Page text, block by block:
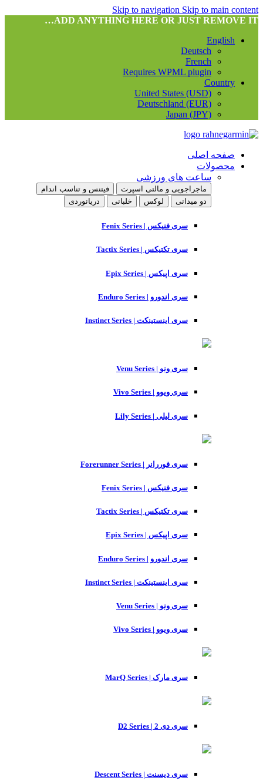
Skip to navigation Skip to main content
ADD ANYTHING HERE OR JUST REMOVE IT…
English
Deutsch
French
Requires WPML plugin
Country
United States (USD)
Deutschland (EUR)
Japan (JPY)
صفحه اصلی
محصولات
ساعت های ورزشی
ماجراجویی و مالتی اسپرت
فیتنس و تناسب اندام
دو میدانی
لوکس خلبانی دریانوردی
سری فنیکس | Fenix Series
سری تکتیکس | Tactix Series
سری اپیکس | Epix Series
سری اندورو | Enduro Series
سری اینستینکت | Instinct Series
سری ونو | Venu Series
سری ویوو | Vivo Series
سری لیلی | Lily Series
سری فوررانر | Forerunner Series
سری فنیکس | Fenix Series
سری تکتیکس | Tactix Series
سری اپیکس | Epix Series
سری اندورو | Enduro Series
سری اینستینکت | Instinct Series
سری ونو | Venu Series
سری ویوو | Vivo Series
سری مارک | MarQ Series
سری دی 2 | D2 Series
سری دیسنت | Descent Series